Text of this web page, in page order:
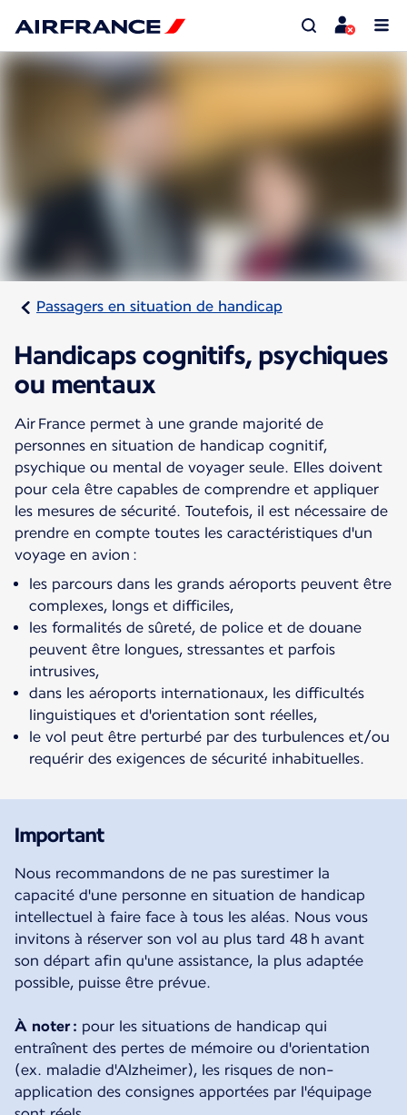
Passagers en situation de handicap
Handicaps cognitifs, psychiques
ou mentaux
Air France permet à une grande majorité de
personnes en situation de handicap cognitif,
psychique ou mental de voyager seule. Elles doivent
pour cela être capables de comprendre et appliquer
les mesures de sécurité. Toutefois, il est nécessaire de
prendre en compte toutes les caractéristiques d'un
voyage en avion :
les parcours dans les grands aéroports peuvent être
complexes, longs et difficiles,
les formalités de sûreté, de police et de douane
peuvent être longues, stressantes et parfois
intrusives,
dans les aéroports internationaux, les difficultés
linguistiques et d'orientation sont réelles,
le vol peut être perturbé par des turbulences et/ou
requérir des exigences de sécurité inhabituelles.
Important
Nous recommandons de ne pas surestimer la
capacité d'une personne en situation de handicap
intellectuel à faire face à tous les aléas. Nous vous
invitons à réserver son vol au plus tard 48 h avant
son départ afin qu'une assistance, la plus adaptée
possible, puisse être prévue.
À noter : pour les situations de handicap qui
entraînent des pertes de mémoire ou d'orientation
(ex. maladie d'Alzheimer), les risques de non-
application des consignes apportées par l'équipage